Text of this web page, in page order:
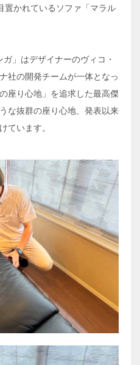
置かれているソファ「マラル
ガ」はデザイナーのヴィコ・
社の開発チームが一体となっ
座り心地」を追求した最高傑
な抜群の座り心地、発表以来
ています。